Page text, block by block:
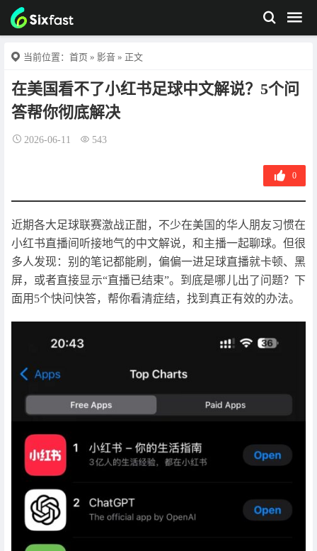
当前位置： 首页 » 影音 » 正文
在美国看不了小红书足球中文解说？5个问
答帮你彻底解决
2026-06-11 543
0
近期各大足球联赛激战正酣，不少在美国的华人朋友习惯在
小红书直播间听接地气的中文解说，和主播一起聊球。但很
多人发现：别的笔记都能刷，偏偏一进足球直播就卡顿、黑
屏，或者直接显示“直播已结束”。到底是哪儿出了问题？下
面用5个快问快答，帮你看清症结，找到真正有效的办法。